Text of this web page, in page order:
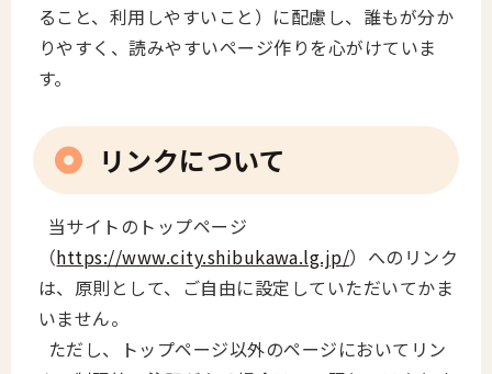
ること、利用しやすいこと）に配慮し、誰もが分か
りやすく、読みやすいページ作りを心がけていま
す。
リンクについて
当サイトのトップページ
（https://www.city.shibukawa.lg.jp/）へのリンク
は、原則として、ご自由に設定していただいてかま
いません。
ただし、トップページ以外のページにおいてリン